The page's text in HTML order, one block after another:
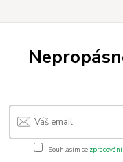
Souhlasím se